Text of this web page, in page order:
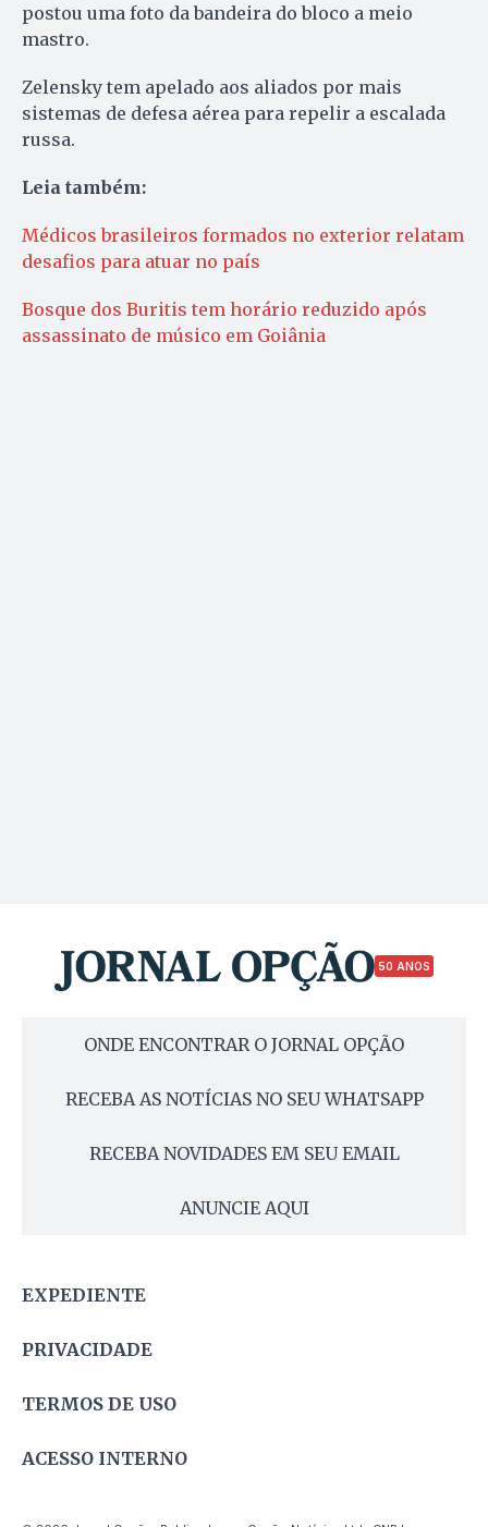
postou uma foto da bandeira do bloco a meio
mastro.
Zelensky tem apelado aos aliados por mais
sistemas de defesa aérea para repelir a escalada
russa.
Leia também:
Médicos brasileiros formados no exterior relatam
desafios para atuar no país
Bosque dos Buritis tem horário reduzido após
assassinato de músico em Goiânia
50 ANOS
ONDE ENCONTRAR O JORNAL OPÇÃO
RECEBA AS NOTÍCIAS NO SEU WHATSAPP
RECEBA NOVIDADES EM SEU EMAIL
ANUNCIE AQUI
EXPEDIENTE
PRIVACIDADE
TERMOS DE USO
ACESSO INTERNO